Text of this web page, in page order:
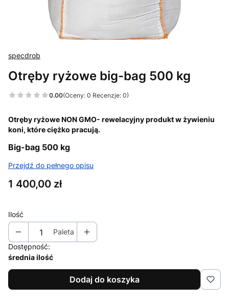
specdrob
Otręby ryżowe big-bag 500 kg
0.00(Oceny: 0 Recenzje: 0)
Przejdź do sekcji Opinie
Otręby ryżowe NON GMO- rewelacyjny produkt w żywieniu
koni, które ciężko pracują.
Big-bag 500 kg
Przejdź do pełnego opisu
Cena
1 400,00 zł
Ilość
Paleta
Dostępność:
średnia ilość
Dodaj do koszyka